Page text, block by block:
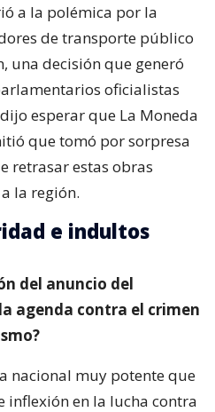
a la polémica por la
de transporte público
una decisión que generó
oficialistas
esperar que La Moneda
que tomó por sorpresa
retrasar estas obras
la región.
e indultos
del anuncio del
agenda contra el crimen
nacional muy potente que
inflexión en la lucha contra